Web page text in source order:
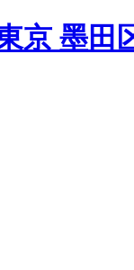
京 墨田